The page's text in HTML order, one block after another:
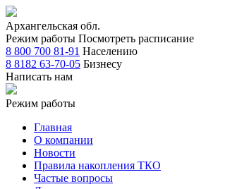
Архангельская обл.
Режим работы Посмотреть расписание
8 800 700 81-91 Населению
8 8182 63-70-05 Бизнесу
Написать нам
Режим работы
Главная
О компании
Новости
Правила накопления ТКО
Частые вопросы